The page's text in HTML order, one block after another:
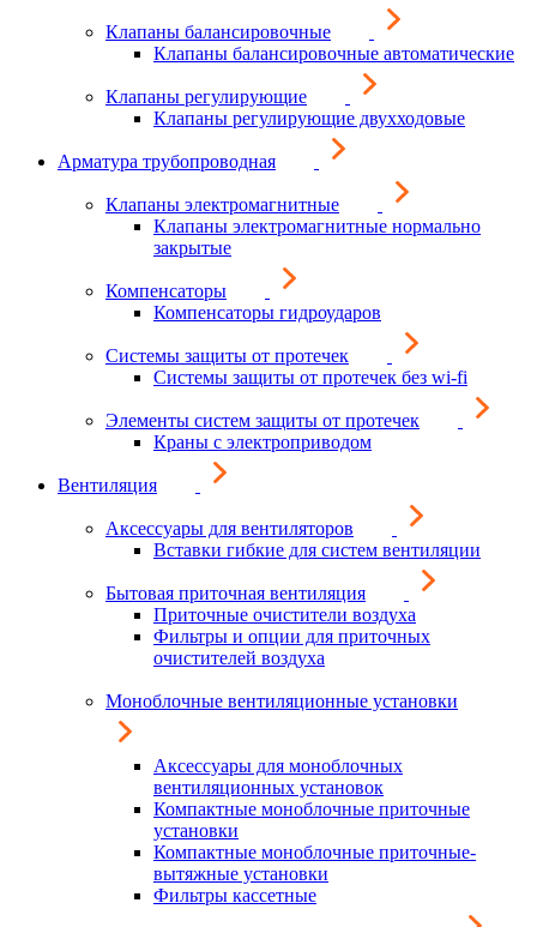
Клапаны балансировочные
Клапаны балансировочные автоматические
Клапаны регулирующие
Клапаны регулирующие двухходовые
Арматура трубопроводная
Клапаны электромагнитные
Клапаны электромагнитные нормально
закрытые
Компенсаторы
Компенсаторы гидроударов
Системы защиты от протечек
Системы защиты от протечек без wi-fi
Элементы систем защиты от протечек
Краны с электроприводом
Вентиляция
Аксессуары для вентиляторов
Вставки гибкие для систем вентиляции
Бытовая приточная вентиляция
Приточные очистители воздуха
Фильтры и опции для приточных
очистителей воздуха
Моноблочные вентиляционные установки
Аксессуары для моноблочных
вентиляционных установок
Компактные моноблочные приточные
установки
Компактные моноблочные приточные-
вытяжные установки
Фильтры кассетные